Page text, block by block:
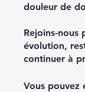
douleur de
Rejoins-
évolution,
continuer à
Vous pouvez